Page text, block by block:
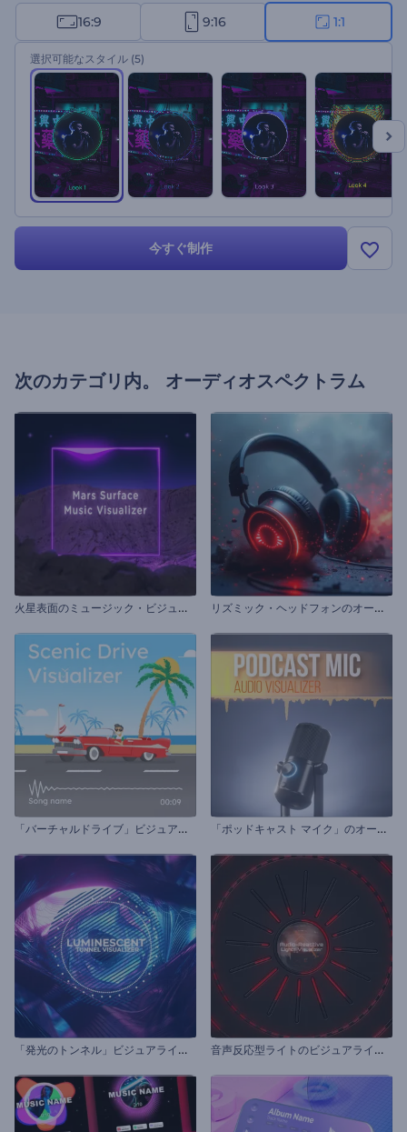
伝するために使用します。シングルドロップ、新しいアルバムの発売、曲
のプロモーションビデオなど、様々なプロジェクトに完璧に対応します。
今すぐ試してみてください。
16:9 9:16 1:1
選択可能なスタイル (5)
今すぐ制作
次のカテゴリ内。 オーディオスペクトラム
火
星表面のミュージック・ビジュアライザー リ
ズミック・ヘッドフォンのオーディオ・ビジュアライザー
「
バーチャルドライブ」ビジュアライザー 「
ポッドキャスト マイク」のオーディオ ビジュアライザー
「
発光のトンネル」ビジュアライザー 音
声反応型ライトのビジュアライザー